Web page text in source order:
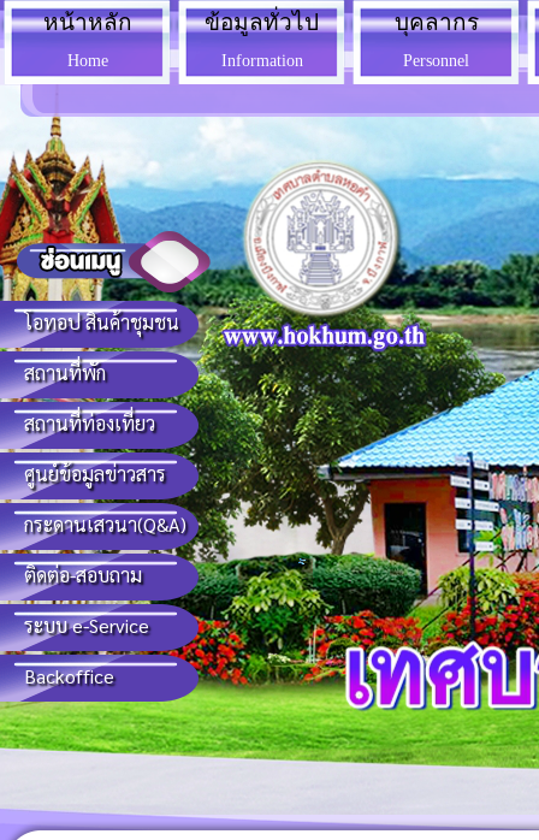
โอทอป สินค้าชุมชน
สถานที่พัก
สถานที่ท่องเที่ยว
ศูนย์ข้อมูลข่าวสาร
กระดานเสวนา(Q&A)
ติดต่อ-สอบถาม
ระบบ e-Service
Backoffice
หน้าหลัก
Home
ข้อมูลทั่วไป
Information
บุคลากร
Personnel